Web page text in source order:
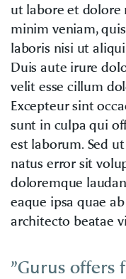
ut labore et dolore
minim veniam,
laboris nisi ut
Duis aute irure
velit esse cillum
Excepteur sint
sunt in culpa qui
est laborum. Sed
natus error sit
doloremque
eaque ipsa quae
architecto beatae
”Gurus offers